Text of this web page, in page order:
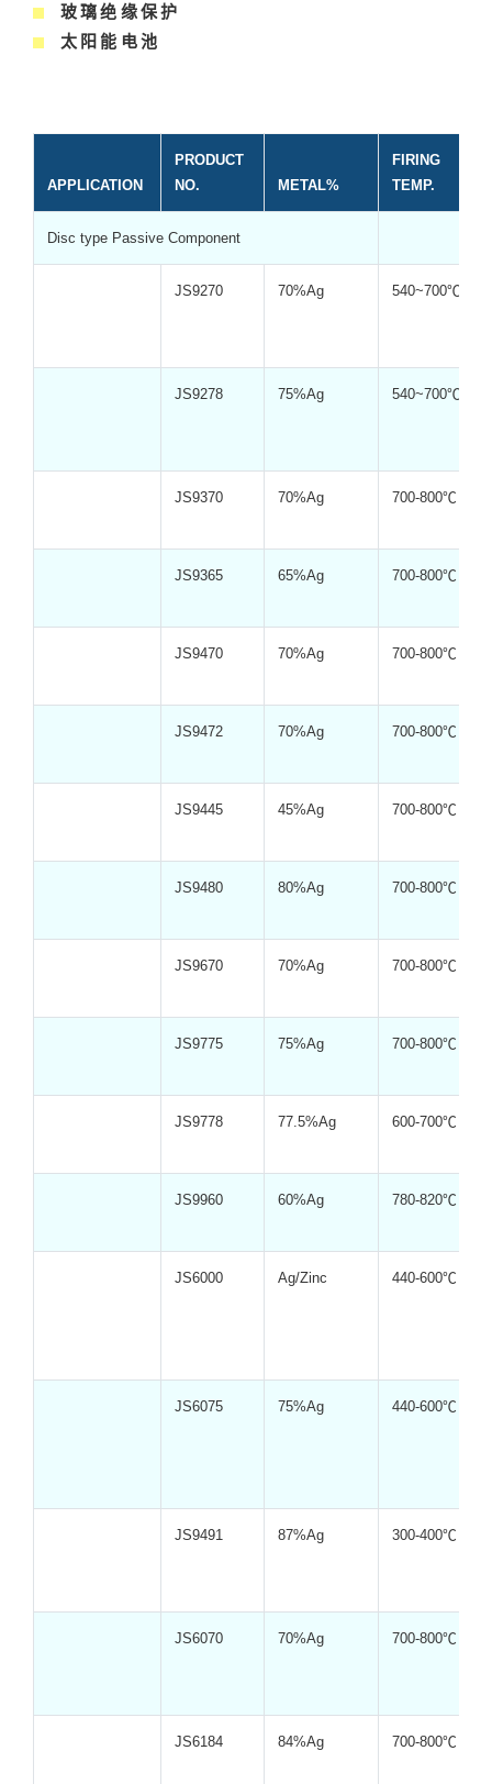
玻璃绝缘保护
太阳能电池
APPLICATION
PRODUCT
NO.
METAL%
FIRING
TEMP.
Disc type Passive Component
JS9270 70%Ag 540~700℃
JS9278 75%Ag 540~700℃
JS9370 70%Ag 700-800℃
JS9365 65%Ag 700-800℃
JS9470 70%Ag 700-800℃
JS9472 70%Ag 700-800℃
JS9445 45%Ag 700-800℃
JS9480 80%Ag 700-800℃
JS9670 70%Ag 700-800℃
JS9775 75%Ag 700-800℃
JS9778 77.5%Ag 600-700℃
JS9960 60%Ag 780-820℃
JS6000 Ag/Zinc 440-600℃
JS6075 75%Ag 440-600℃
JS9491 87%Ag 300-400℃
JS6070 70%Ag 700-800℃
JS6184 84%Ag 700-800℃